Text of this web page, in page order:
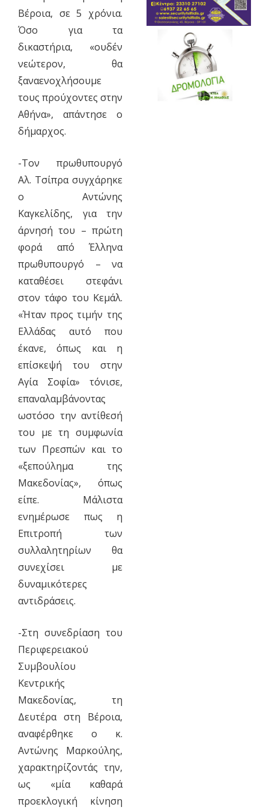
Βέροια, σε 5 χρόνια.
Όσο για τα
δικαστήρια, «ουδέν
νεώτερον, θα
ξαναενοχλήσουμε
τους προύχοντες στην
Αθήνα», απάντησε ο
δήμαρχος.
-Τον πρωθυπουργό
Αλ. Τσίπρα συγχάρηκε
ο Αντώνης
Καγκελίδης, για την
άρνησή του – πρώτη
φορά από Έλληνα
πρωθυπουργό – να
καταθέσει στεφάνι
στον τάφο του Κεμάλ.
«Ήταν προς τιμήν της
Ελλάδας αυτό που
έκανε, όπως και η
επίσκεψή του στην
Αγία Σοφία» τόνισε,
επαναλαμβάνοντας
ωστόσο την αντίθεσή
του με τη συμφωνία
των Πρεσπών και το
«ξεπούλημα της
Μακεδονίας», όπως
είπε. Μάλιστα
ενημέρωσε πως η
Επιτροπή των
συλλαλητηρίων θα
συνεχίσει με
δυναμικότερες
αντιδράσεις.
-Στη συνεδρίαση του
Περιφερειακού
Συμβουλίου
Κεντρικής
Μακεδονίας, τη
Δευτέρα στη Βέροια,
αναφέρθηκε ο κ.
Αντώνης Μαρκούλης,
χαρακτηρίζοντάς την,
ως «μία καθαρά
προεκλογική κίνηση